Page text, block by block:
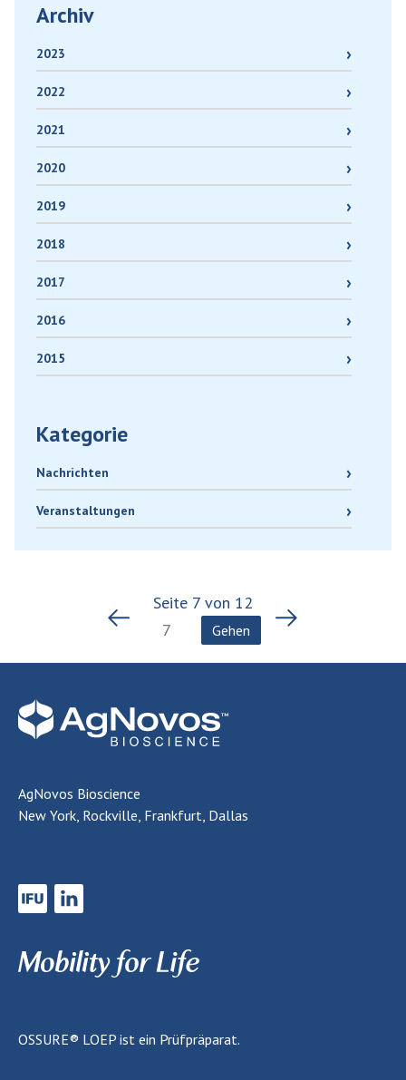
Archiv
2023
2022
2021
2020
2019
2018
2017
2016
2015
Kategorie
Nachrichten
Veranstaltungen
Seite 7 von 12
Gehen
AgNovos Bioscience
New York, Rockville, Frankfurt, Dallas
OSSURE® LOEP ist ein Prüfpräparat.